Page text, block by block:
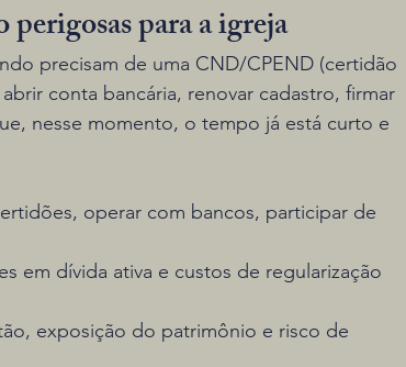
perigosas para a igreja
precisam de uma CND/CPEND (certidão
conta bancária, renovar cadastro, firmar
nesse momento, o tempo já está curto e
operar com bancos, participar de
em dívida ativa e custos de regularização
exposição do patrimônio e risco de